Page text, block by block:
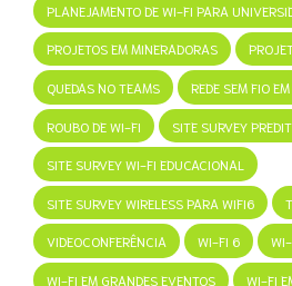
PLANEJAMENTO DE WI-FI PARA
PROJETOS EM MINERADORAS
QUEDAS NO TEAMS REDE SEM FIO
ROUBO DE WI-FI SITE SURVEY
SITE SURVEY WI-FI EDUCACIONAL
SITE SURVEY WIRELESS PARA WIFI6
VIDEOCONFERÊNCIA WI-FI 6 WI-
WI-FI EM GRANDES EVENTOS WI-FI